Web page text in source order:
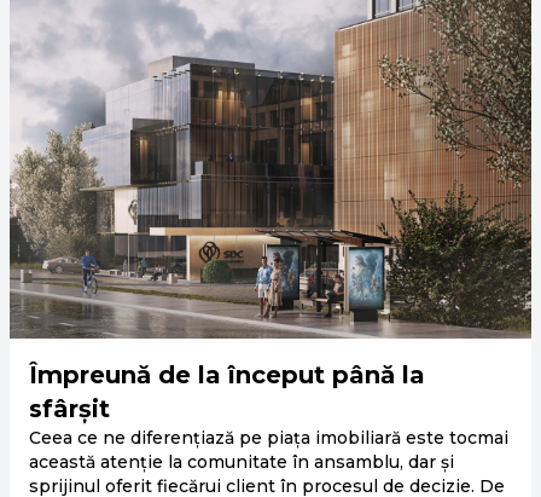
Împreună de la început până la
sfârșit
Ceea ce ne diferențiază pe piața imobiliară este tocmai
această atenție la comunitate în ansamblu, dar și
sprijinul oferit fiecărui client în procesul de decizie. De